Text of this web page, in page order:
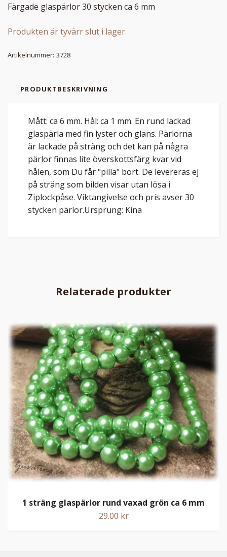
Färgade glaspärlor 30 stycken ca 6 mm
Produkten är tyvärr slut i lager.
Artikelnummer: 3728
PRODUKTBESKRIVNING
Mått: ca 6 mm. Hål: ca 1 mm. En rund lackad
glaspärla med fin lyster och glans. Pärlorna
är lackade på sträng och det kan på några
pärlor finnas lite överskottsfärg kvar vid
hålen, som Du får "pilla" bort. De levereras ej
på sträng som bilden visar utan lösa i
Ziplockpåse. Viktangivelse och pris avser 30
stycken pärlor.Ursprung: Kina
1 sträng glaspärlor rund vaxad grön ca 6 mm
29.00 kr